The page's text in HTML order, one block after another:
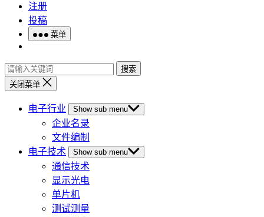
注册
投稿
菜单
搜索
关闭菜单
电子行业 Show sub menu
企业名录
文件编制
电子技术
Show sub menu
通信技术
显示光电
单片机
测试测量